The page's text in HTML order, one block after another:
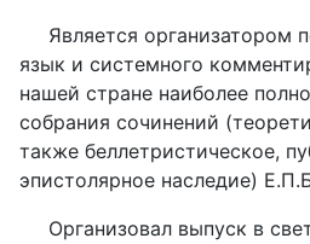
Является организатором
язык и системного
нашей стране наиболее
собрания сочинений
также беллетристическое,
эпистолярное наследие)
Организовал выпуск в